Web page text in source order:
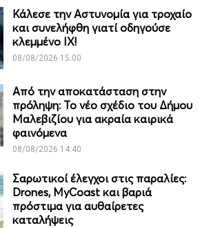
Κάλεσε την Αστυνομία για τροχαίο
και συνελήφθη γιατί οδηγούσε
κλεμμένο ΙΧ!
08/08/2026 15:00
Από την αποκατάσταση στην
πρόληψη: Το νέο σχέδιο του Δήμου
Μαλεβιζίου για ακραία καιρικά
φαινόμενα
08/08/2026 14:40
Σαρωτικοί έλεγχοι στις παραλίες:
Drones, MyCoast και βαριά
πρόστιμα για αυθαίρετες
καταλήψεις